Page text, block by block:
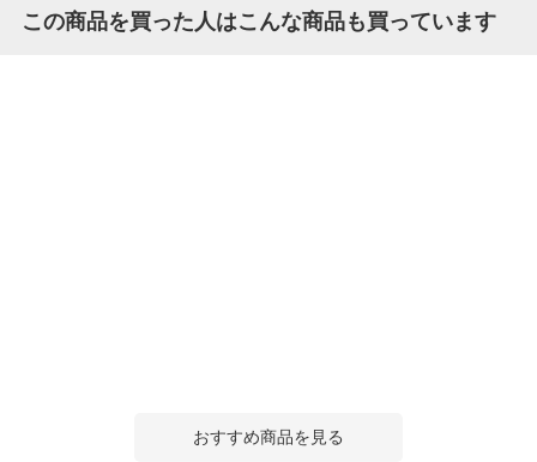
この商品を買った人はこんな商品も買っています
おすすめ商品を見る